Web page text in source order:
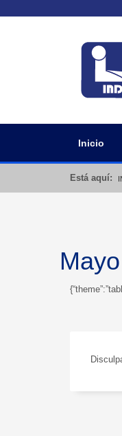
Inicio
Está aquí:
Mayo